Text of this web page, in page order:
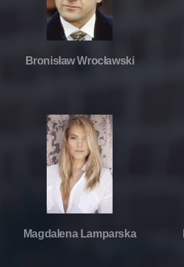
Bronisław Wrocławski
Magdalena Lamparska